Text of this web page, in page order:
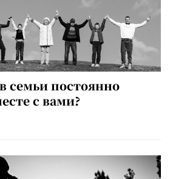
семьи постоянно
с вами?